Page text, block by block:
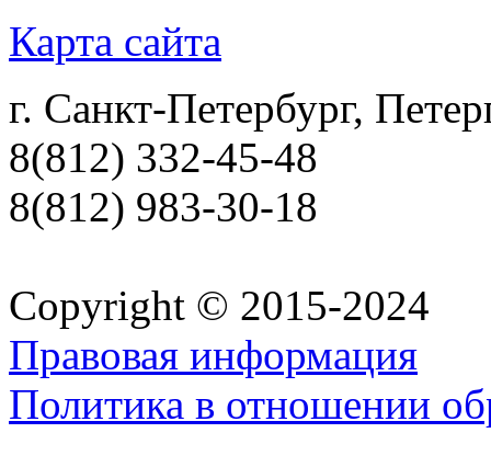
Карта сайта
г. Санкт-Петербург,
8(812) 332-45-48
8(812) 983-30-18
Copyright © 2015-2024
Правовая информация
Политика в отношении